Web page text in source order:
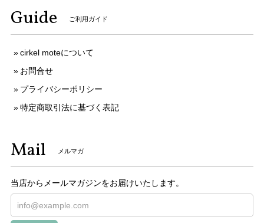
Guide ご利用ガイド
cirkel moteについて
お問合せ
プライバシーポリシー
特定商取引法に基づく表記
Mail メルマガ
当店からメールマガジンをお届けいたします。